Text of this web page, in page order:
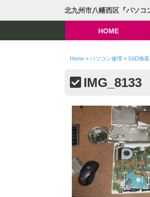
北九州市八幡西区『パソコ
HOME
Home> パソコン修理 > SSD換
IMG_8133